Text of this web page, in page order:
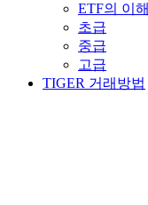
ETF의 이해
초급
중급
고급
TIGER 거래방법